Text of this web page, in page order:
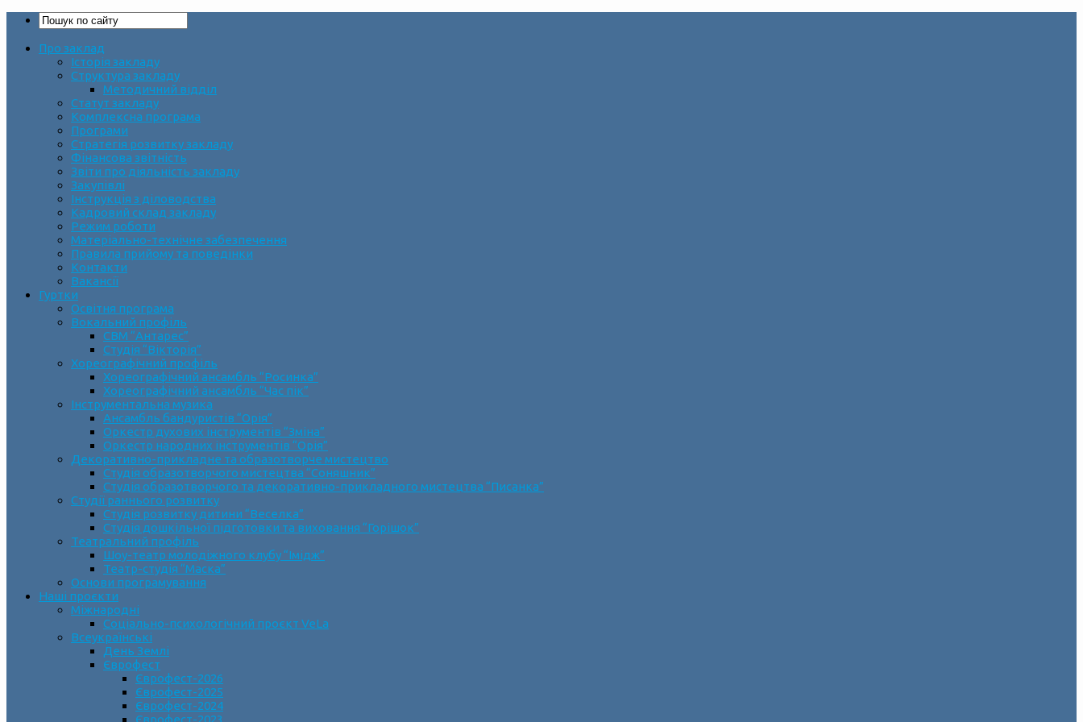
Про заклад
Історія закладу
Структура закладу
Методичний відділ
Статут закладу
Комплексна програма
Програми
Стратегія розвитку закладу
Фінансова звітність
Звіти про діяльність закладу
Закупівлі
Інструкція з діловодства
Кадровий склад закладу
Режим роботи
Матеріально-технічне забезпечення
Правила прийому та поведінки
Контакти
Вакансії
Гуртки
Освітня програма
Вокальний профіль
СВМ “Антарес”
Студія “Вікторія”
Хореографічний профіль
Хореографічний ансамбль “Росинка”
Хореографічний ансамбль “Час пік”
Інструментальна музика
Ансамбль бандуристів “Орія”
Оркестр духових інструментів “Зміна”
Оркестр народних інструментів “Орія”
Декоративно-прикладне та образотворче мистецтво
Cтудія образотворчого мистецтва “Соняшник”
Студія образотворчого та декоративно-прикладного мистецтва “Писанка”
Студії раннього розвитку
Студія розвитку дитини “Веселка”
Студія дошкільної підготовки та виховання “Горішок”
Театральний профіль
Шоу-театр молодіжного клубу “Імідж”
Театр-студія “Маска”
Основи програмування
Наші проєкти
Міжнародні
Соціально-психологічний проєкт VeLa
Всеукраїнські
День Землі
Єврофест
Єврофест-2026
Єврофест-2025
Єврофест-2024
Єврофест-2023